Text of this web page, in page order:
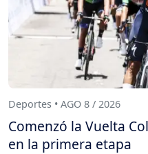
Deportes • AGO 8 / 2026
Comenzó la Vuelta
en la primera etapa